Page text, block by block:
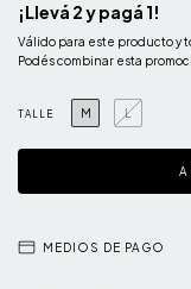
¡Llevá 2 y pagá 1!
Válido para este producto y
Podés combinar esta
TALLE M L
MEDIOS DE PAGO